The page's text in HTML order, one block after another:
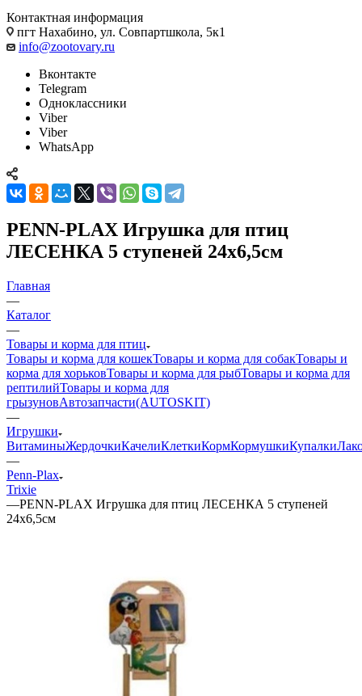
Контактная информация
пгт Нахабино, ул. Совпартшкола, 5к1
info@zootovary.ru
Вконтакте
Telegram
Одноклассники
Viber
Viber
WhatsApp
PENN-PLAX Игрушка для птиц
ЛЕСЕНКА 5 ступеней 24х6,5см
Главная
—
Каталог
—
Товары и корма для птиц
Товары и корма для кошекТовары и корма для собакТовары и
корма для хорьковТовары и корма для рыбТовары и корма для
рептилийТовары и корма для
грызуновАвтозапчасти(AUTOSKIT)
—
Игрушки
ВитаминыЖердочкиКачелиКлеткиКормКормушкиКупалки
—
Penn-Plax
Trixie
—PENN-PLAX Игрушка для птиц ЛЕСЕНКА 5 ступеней
24х6,5см